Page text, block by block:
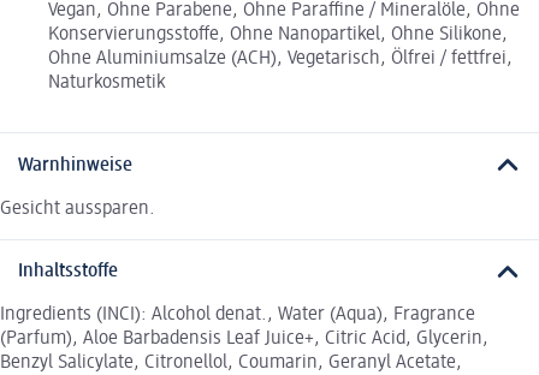
Vegan, Ohne Parabene, Ohne Paraffine / Mineralöle, Ohne
Konservierungsstoffe, Ohne Nanopartikel, Ohne Silikone,
Ohne Aluminiumsalze (ACH), Vegetarisch, Ölfrei / fettfrei,
Naturkosmetik
Warnhinweise
Gesicht aussparen.
Inhaltsstoffe
Ingredients (INCI): Alcohol denat., Water (Aqua), Fragrance
(Parfum), Aloe Barbadensis Leaf Juice+, Citric Acid, Glycerin,
Benzyl Salicylate, Citronellol, Coumarin, Geranyl Acetate,